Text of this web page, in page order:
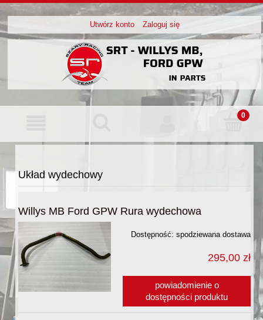
Utwórz konto Zaloguj się
Układ wydechowy
Willys MB Ford GPW Rura wydechowa
Dostępność: spodziewana dostawa
295,00 zł
powiadomienie o
dostępności produktu